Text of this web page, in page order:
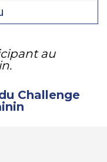
au
Challenge